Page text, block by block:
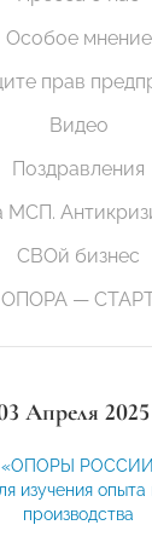
Особое мнение
прав
Видео
Поздравления
МСП.
СВОй бизнес
ОПОРА —
Апреля 2025
«ОПОРЫ
изучения
производства